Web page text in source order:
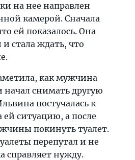
на нее направлен
камерой. Сначала
ей показалось. Она
стала ждать, что
как мужчина
начал снимать другую
постучалась к
ситуацию, а после
покинуть туалет.
перепутал и не
справляет нужду.